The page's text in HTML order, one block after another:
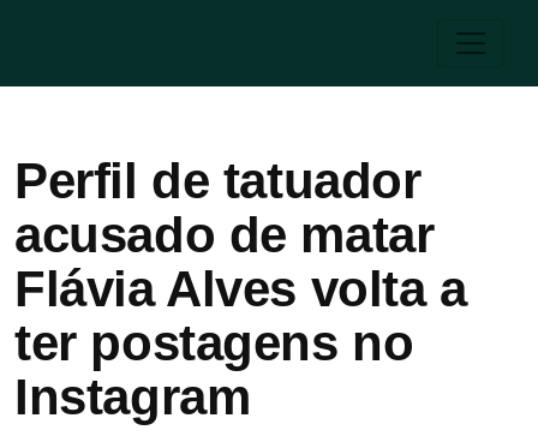
Perfil de tatuador
acusado de matar
Flávia Alves volta a
ter postagens no
Instagram